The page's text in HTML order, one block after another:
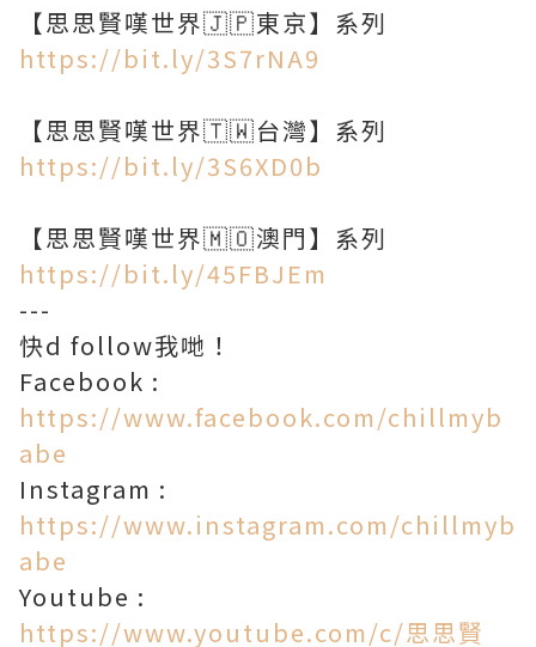
https://bit.ly/3S7rNA9
https://bit.ly/3S6XD0b
https://bit.ly/45FBJEm
---
快d follow我哋！
Facebook :
https://www.facebook.com/chillmyb
abe​
Instagram :
https://www.instagram.com/chillmyb
abe
Youtube :
https://www.youtube.com/c/思思賢